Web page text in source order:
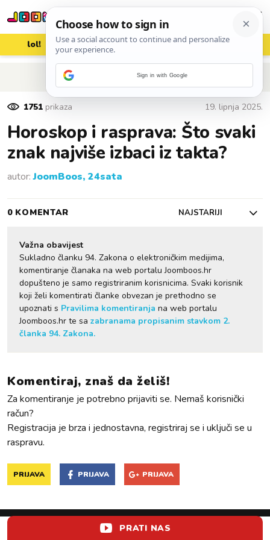
lol! aww vrh! woot?!
POVRATAK NA ČLANAK
1751 prikaza 19. lipnja 2025.
Horoskop i rasprava: Što svaki
znak najviše izbaci iz takta?
autor:JoomBoos, 24sata
0 KOMENTAR NAJSTARIJI
Važna obavijest
Sukladno članku 94. Zakona o elektroničkim medijima,
komentiranje članaka na web portalu Joomboos.hr
dopušteno je samo registriranim korisnicima. Svaki korisnik
koji želi komentirati članke obvezan je prethodno se
upoznati s Pravilima komentiranja na web portalu
Joomboos.hr te sa zabranama propisanim stavkom 2.
članka 94. Zakona.
Komentiraj, znaš da želiš!
Za komentiranje je potrebno prijaviti se. Nemaš korisnički
račun?
Registracija je brza i jednostavna, registriraj se i uključi se u
raspravu.
PRIJAVA PRIJAVA PRIJAVA
PRATI NAS
Sign in with Google